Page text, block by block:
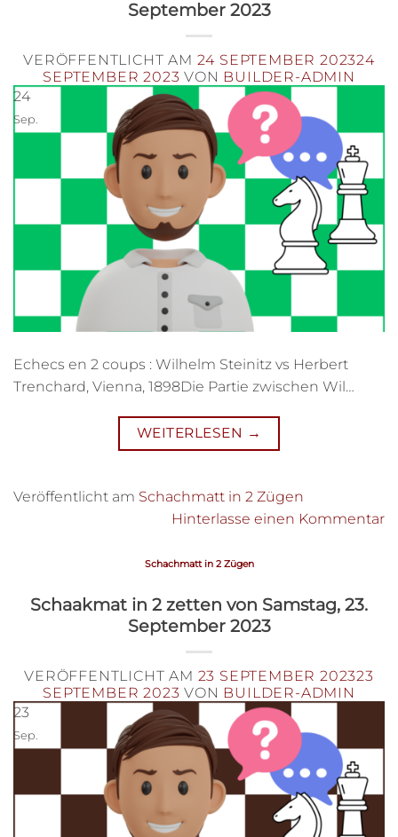
September 2023
VERÖFFENTLICHT AM 24 SEPTEMBER 202324
SEPTEMBER 2023 VON BUILDER-ADMIN
24
Sep.
Echecs en 2 coups : Wilhelm Steinitz vs Herbert
Trenchard, Vienna, 1898Die Partie zwischen Wil…
WEITERLESEN →
Veröffentlicht am Schachmatt in 2 Zügen
Hinterlasse einen Kommentar
Schachmatt in 2 Zügen
Schaakmat in 2 zetten von Samstag, 23.
September 2023
VERÖFFENTLICHT AM 23 SEPTEMBER 202323
SEPTEMBER 2023 VON BUILDER-ADMIN
23
Sep.